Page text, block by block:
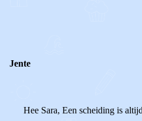
Jente
Hee Sara, Een scheiding is